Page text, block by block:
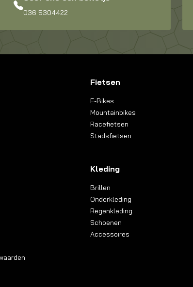
036 5304422
Fietsen
E-Bikes
Mountainbikes
Racefietsen
Stadsfietsen
Kleding
Brillen
Onderkleding
Regenkleding
Schoenen
Accessoires